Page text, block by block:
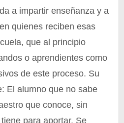
a impartir enseñanza y a
quienes reciben esas
que al principio
o aprendientes como
de este proceso. Su
El alumno que no sabe
que conoce, sin
para aportar. Se